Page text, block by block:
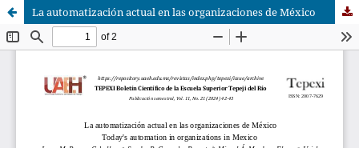
La automatización actual en las organizaciones de México